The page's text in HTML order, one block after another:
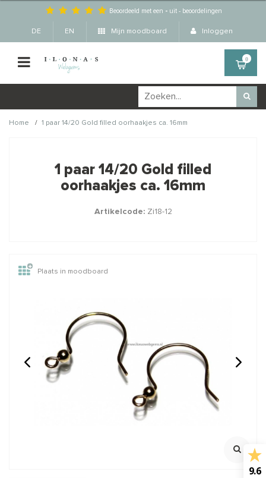
Beoordeeld met een - uit -beoordelingen
DE EN Mijn moodboard Inloggen
0
Home / 1 paar 14/20 Gold filled oorhaakjes ca. 16mm
producten ook interessant
voor je?
14/20 Rosé Gold filled
oogje open ca.
6x0.6mm
22 Gauge
Klik voor staffelkorting
poussettes light
Ca. 4.5x3mm
Klik voor staffelkorting
€1,79
€1,48
1 paar 14/20 Gold filled
oorhaakjes ca. 16mm
Artikelcode:Zi18-12
Plaats in moodboard
9.6